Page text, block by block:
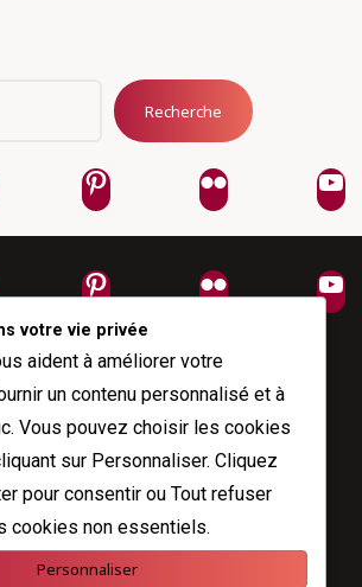
Recherche
Pinterest Flickr
Pinterest Flickr
votre vie privée
aident à améliorer votre
un contenu personnalisé et à
Vous pouvez choisir les cookies
sur Personnaliser. Cliquez
pour consentir ou Tout refuser
cookies non essentiels.
Personnaliser